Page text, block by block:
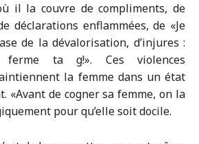
il la couvre de compliments, de
déclarations enflammées, de «Je
de la dévalorisation, d’injures :
ferme ta g!». Ces violences
la femme dans un état
«Avant de cogner sa femme, on la
pour qu’elle soit docile.